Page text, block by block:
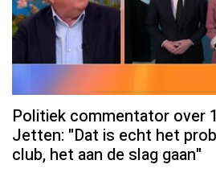
Politiek commentator over
Jetten: "Dat is echt het
club, het aan de slag gaan"